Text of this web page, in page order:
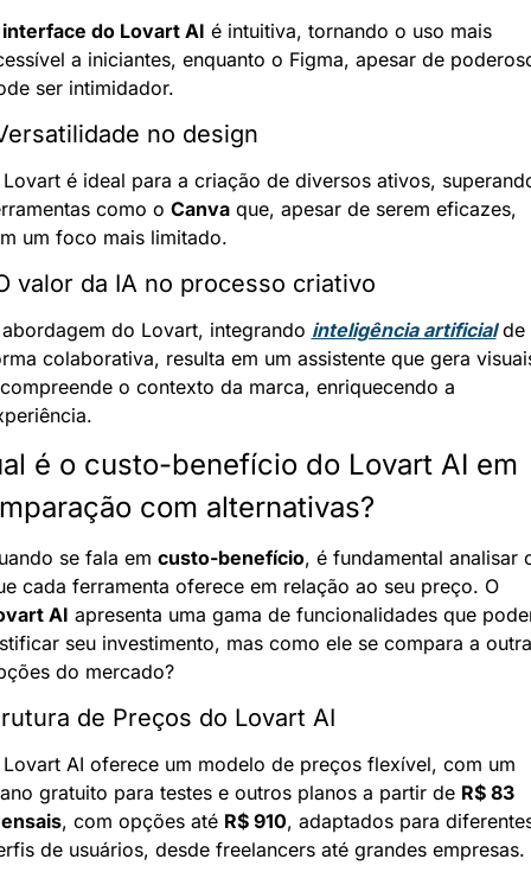
interface do Lovart AI é intuitiva, tornando o uso mais
a iniciantes, enquanto o Figma, apesar de
ser intimidador.
no design
Lovart é ideal para a criação de diversos ativos,
como o Canva que, apesar de serem eficazes,
um foco mais limitado.
valor da IA no processo criativo
do Lovart, integrando inteligência artificial de
colaborativa, resulta em um assistente que gera
o contexto da marca, enriquecendo a
é o custo-benefício do Lovart AI em
com alternativas?
se fala em custo-benefício, é fundamental analisar
que cada ferramenta oferece em relação ao seu preço. O
AI apresenta uma gama de funcionalidades que
seu investimento, mas como ele se compara a
do mercado?
de Preços do Lovart AI
Lovart AI oferece um modelo de preços flexível, com um
gratuito para testes e outros planos a partir de R$ 83
, com opções até R$ 910, adaptados para
de usuários, desde freelancers até grandes empresas.